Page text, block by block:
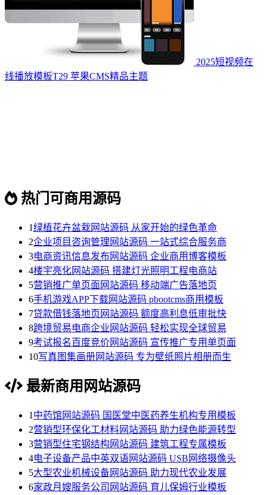
2025短视频在
线播放模板T29 苹果CMS精品主题
热门可商用源码
1绿植花卉盆栽网站源码 从家开始的绿色革命
2企业项目咨询管理网站源码 一站式综合服务商
3电商资讯信息发布网站源码 企业商用博客模板
4楼宇亮化网站源码 搭建灯光照明工程电商站
5营销推广单页面网站源码 移动端广告落地页
6手机游戏APP下载网站源码 pbootcms商用模板
7贷款借钱落地页网站源码 额度高利息低审批快
8跨境贸易电商企业网站源码 轻松实现全球贸易
9考试报名百度竞价网站源码 宣传推广专用单页面
10写真图集画册网站源码 专为壁纸照片相册而生
最新商用网站源码
1 中药馆网站源码 国医堂中医药养生机构专用模板
2营销型环保化工材料网站源码 助力绿色能源转型
3营销型住宅钢结构网站源码 建筑工程专属模板
4电子设备产品中英双语网站源码 USB网络摄像头
5大型农业机械设备网站源码 助力现代农业发展
6家政月嫂服务公司网站源码 育儿保姆行业模板